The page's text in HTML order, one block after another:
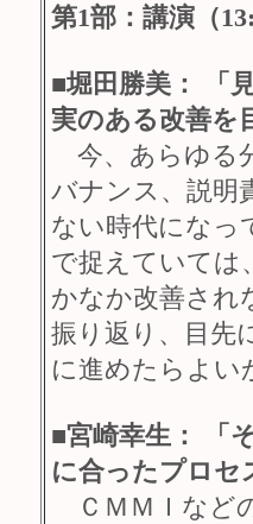
第1部：講演（
■堀田勝美： 「
実のある改善を
今、あらゆる
バナンス、説明
ない時代になっ
で捉えていては
かなか改善され
振り返り、目先
に進めたらよい
■宮崎幸生： 「
に合ったプロセ
ＣＭＭＩなど